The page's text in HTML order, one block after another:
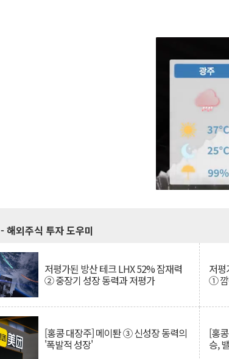
- 해외주식 투자 도우미
저평가된 방산 테크 LHX 52% 잠재력
② 중장기 성장 동력과 저평가
저평
① 깜
[홍콩 대장주] 메이퇀 ③ 신성장 동력의
'폭발적 성장'
[홍
승,